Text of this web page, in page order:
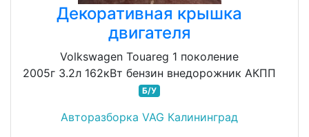
Декоративная крышка
двигателя
Volkswagen Touareg 1 поколение
2005г 3.2л 162кВт бензин внедорожник АКПП
Б/У
Авторазборка VAG Калининград